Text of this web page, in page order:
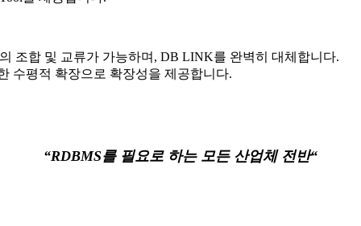
조합 및 교류가 가능하며, DB LINK를 완벽히 대체합니다.
수평적 확장으로 확장성을 제공합니다.
“RDBMS를 필요로 하는 모든 산업체 전반“